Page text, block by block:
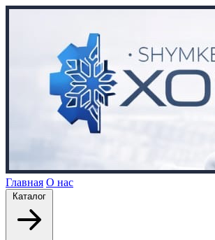
Главная О нас
Каталог